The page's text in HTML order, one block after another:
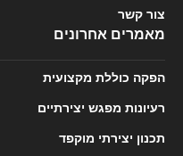
צור קשר
מאמרים אחרונים
הפקה כוללת מקצועית
רעיונות מפגש יצירתיים
תכנון יצירתי מוקפד